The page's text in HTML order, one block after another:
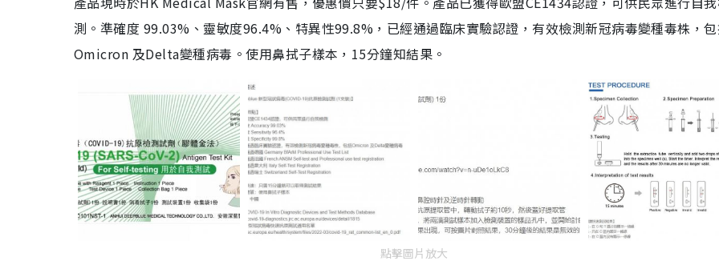
測。準確度 99.03%、靈敏度96.4%、特異性99.8%，已經通過臨床實驗認證，有效檢測新冠病毒變種毒株，
Omicron 及Delta變種病毒。使用鼻拭子樣本，15分鐘知結果。
點擊圖片放大